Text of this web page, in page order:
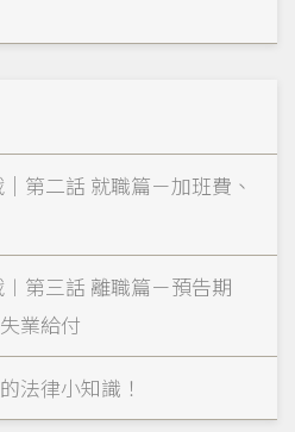
第二話 就職篇－加班費、
第三話 離職篇－預告期
業給付
法律小知識！